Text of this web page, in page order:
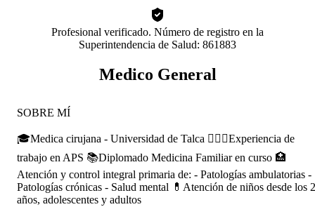
Profesional verificado. Número de registro en la
Superintendencia de Salud: 861883
Medico General
SOBRE MÍ
🎓Medica cirujana - Universidad de Talca 👩🏻‍⚕️Experiencia de
trabajo en APS 📚Diplomado Medicina Familiar en curso 🏥
Atención y control integral primaria de: - Patologías ambulatorias -
Patologías crónicas - Salud mental 💊Atención de niños desde los 2
años, adolescentes y adultos